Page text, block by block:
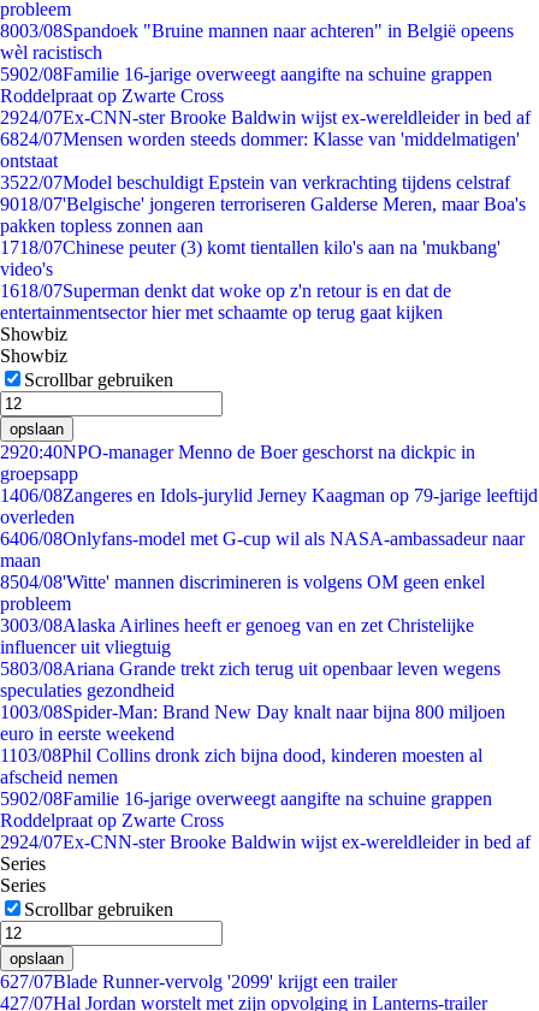
probleem
8003/08Spandoek "Bruine mannen naar achteren" in België opeens
wèl racistisch
5902/08Familie 16-jarige overweegt aangifte na schuine grappen
Roddelpraat op Zwarte Cross
2924/07Ex-CNN-ster Brooke Baldwin wijst ex-wereldleider in bed af
6824/07Mensen worden steeds dommer: Klasse van 'middelmatigen'
ontstaat
3522/07Model beschuldigt Epstein van verkrachting tijdens celstraf
9018/07'Belgische' jongeren terroriseren Galderse Meren, maar Boa's
pakken topless zonnen aan
1718/07Chinese peuter (3) komt tientallen kilo's aan na 'mukbang'
video's
1618/07Superman denkt dat woke op z'n retour is en dat de
entertainmentsector hier met schaamte op terug gaat kijken
Showbiz
Showbiz
Scrollbar gebruiken
opslaan
2920:40NPO-manager Menno de Boer geschorst na dickpic in
groepsapp
1406/08Zangeres en Idols-jurylid Jerney Kaagman op 79-jarige leeftijd
overleden
6406/08Onlyfans-model met G-cup wil als NASA-ambassadeur naar
maan
8504/08'Witte' mannen discrimineren is volgens OM geen enkel
probleem
3003/08Alaska Airlines heeft er genoeg van en zet Christelijke
influencer uit vliegtuig
5803/08Ariana Grande trekt zich terug uit openbaar leven wegens
speculaties gezondheid
1003/08Spider-Man: Brand New Day knalt naar bijna 800 miljoen
euro in eerste weekend
1103/08Phil Collins dronk zich bijna dood, kinderen moesten al
afscheid nemen
5902/08Familie 16-jarige overweegt aangifte na schuine grappen
Roddelpraat op Zwarte Cross
2924/07Ex-CNN-ster Brooke Baldwin wijst ex-wereldleider in bed af
Series
Series
Scrollbar gebruiken
opslaan
627/07Blade Runner-vervolg '2099' krijgt een trailer
427/07Hal Jordan worstelt met zijn opvolging in Lanterns-trailer